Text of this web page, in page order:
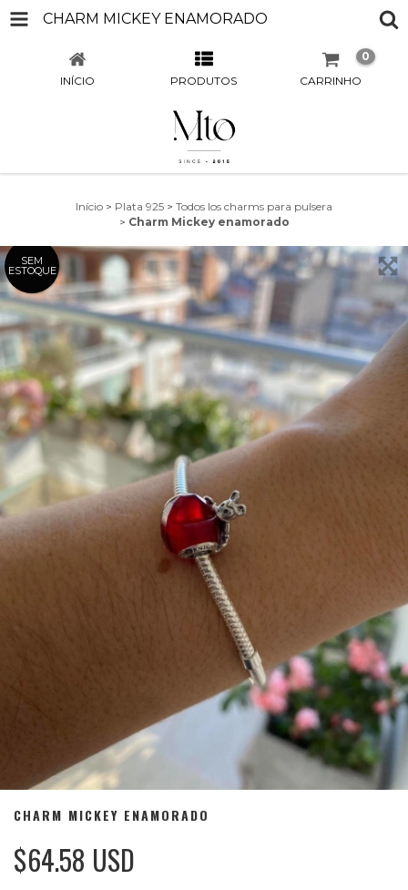
CHARM MICKEY ENAMORADO
INÍCIO PRODUTOS CARRINHO
0
Início > Plata 925 > Todos los charms para pulsera
> Charm Mickey enamorado
SEM
ESTOQUE
CHARM MICKEY ENAMORADO
$64.58 USD